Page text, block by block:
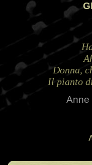
Donna,
Il pianto
Anne